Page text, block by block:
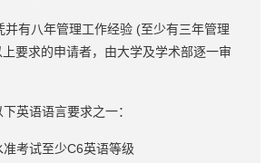
并有八年管理工作经验 (至少有三年管理
要求的申请者，由大学及学术部逐一审
英语语言要求之一：
考试至少C6英语等级